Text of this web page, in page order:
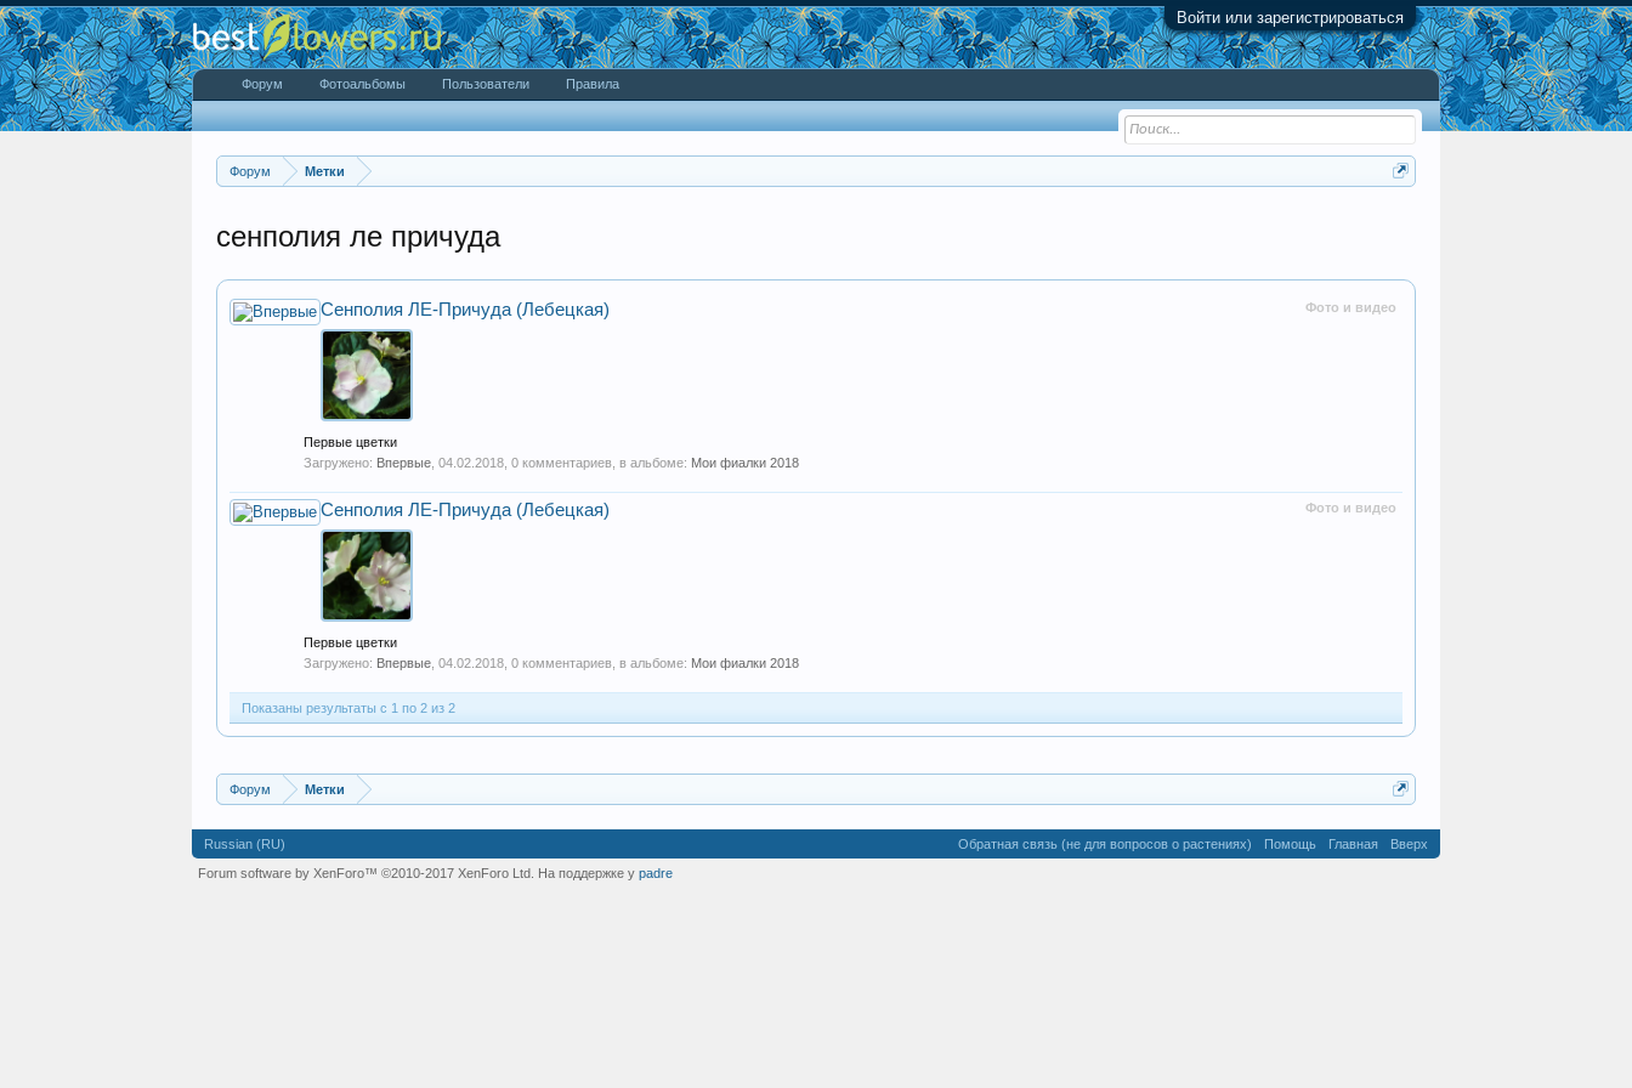
Войти или зарегистрироваться
Форум Метки
сенполия ле причуда
Фото и видео
Сенполия ЛЕ-Причуда (Лебецкая)
Первые цветки
Загружено: Впервые 04.02.2018 , 0 комментариев, в альбоме: Мои фиалки 2018
Фото и видео
Сенполия ЛЕ-Причуда (Лебецкая)
Первые цветки
Загружено: Впервые 04.02.2018 , 0 комментариев, в альбоме: Мои фиалки 2018
Показаны результаты с 1 по 2 из 2
Форум Метки
Форум Фотоальбомы Пользователи Правила
Russian (RU) Обратная связь (не для вопросов о растениях) Помощь Главная
Вверх
Forum software by XenForo™ ©2010-2017 XenForo Ltd. На поддержке у padre